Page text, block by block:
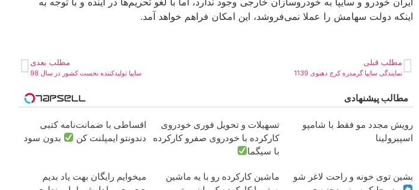
اینکه دولت سهامش را عملا نمی‌فروشد، این امکان فراهم خواهد آمد.
مطلب قبلی
نمایندگی سایپا گرمدره کرج دهنوی 1139
مطلب بعدی
سایپا تولیدکننده نخست کشور در سال 98
مطالب پیشنهادی
رویش مجدد مو فقط با شامپو
اسپیرولینا
تسهیلات و تحویل فوری خودروی
کارکرده با خودروی صفرو کارکرده
با سیگما
اقساطی با ضمانت‌نامه کتبی
دندونتو ایمپلنت کن
بدون سود
بشین توی خونه و راحت لاغر شو
ماشین کارکرده رو با یه ماشین
میخوایم رایگان بهت یاد بدیم